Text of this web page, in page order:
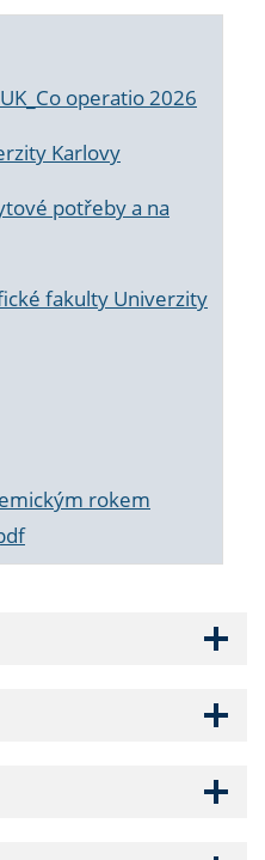
operatio 2026
Karlovy
potřeby a na
fakulty Univerzity
rokem